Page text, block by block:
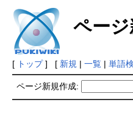
ペー
[ トップ] [ 新規 | 一覧| 単語
ページ新規作成: